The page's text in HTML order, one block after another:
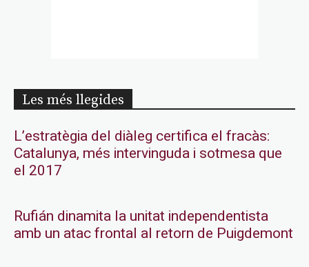
Les més llegides
L’estratègia del diàleg certifica el fracàs:
Catalunya, més intervinguda i sotmesa que
el 2017
Rufián dinamita la unitat independentista
amb un atac frontal al retorn de Puigdemont